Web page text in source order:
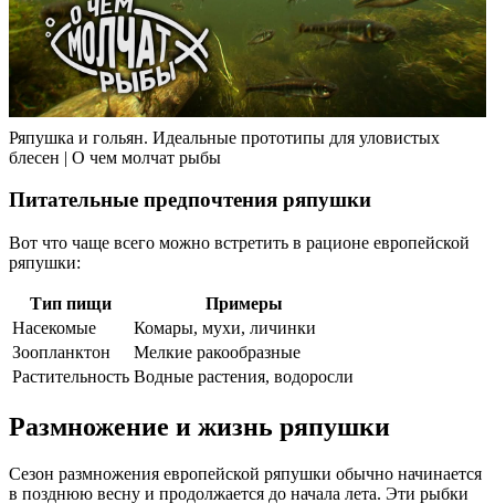
Ряпушка и гольян. Идеальные прототипы для уловистых
блесен | О чем молчат рыбы
Питательные предпочтения ряпушки
Вот что чаще всего можно встретить в рационе европейской
ряпушки:
Тип пищи
Примеры
Насекомые
Комары, мухи, личинки
Зоопланктон
Мелкие ракообразные
Растительность Водные растения, водоросли
Размножение и жизнь ряпушки
Сезон размножения европейской ряпушки обычно начинается
в позднюю весну и продолжается до начала лета. Эти рыбки